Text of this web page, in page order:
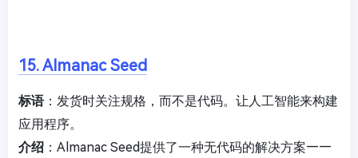
15. Almanac Seed
标语：发货时关注规格，而不是代码。让人工智能来构建
应用程序。
介绍 ：Almanac Seed提供了一种无代码的解决方案——